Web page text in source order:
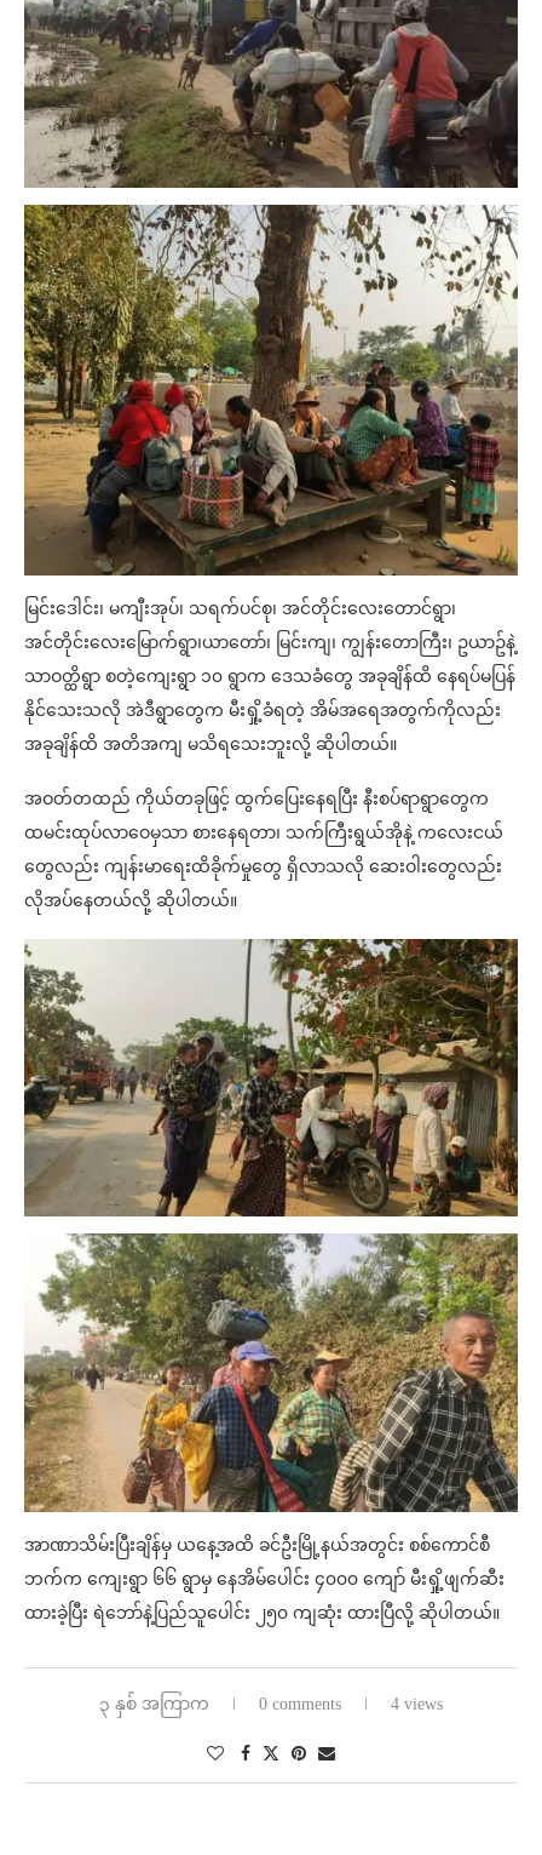
မြင်းဒေါင်း၊ မကျီးအုပ်၊ သရက်ပင်စု၊ အင်တိုင်းလေးတောင်ရွာ၊
အင်တိုင်းလေးမြောက်ရွာ၊ယာတော်၊ မြင်းကျ၊ ကျွန်းတောကြီး၊ ဥယာဥ်နဲ့
သာဝတ္ထိရွာ စတဲ့ကျေးရွာ ၁၀ ရွာက ဒေသခံတွေ အခုချိန်ထိ နေရပ်မပြန်
နိုင်သေးသလို အဲဒီရွာတွေက မီးရှို့ခံရတဲ့ အိမ်အရေအတွက်ကိုလည်း
အခုချိန်ထိ အတိအကျ မသိရသေးဘူးလို့ ဆိုပါတယ်။
အဝတ်တထည် ကိုယ်တခုဖြင့် ထွက်ပြေးနေရပြီး နီးစပ်ရာရွာတွေက
ထမင်းထုပ်လာဝေမှသာ စားနေရတာ၊ သက်ကြီးရွယ်အိုနဲ့ ကလေးငယ်
တွေလည်း ကျန်းမာရေးထိခိုက်မှုတွေ ရှိလာသလို ဆေးဝါးတွေလည်း
လိုအပ်နေတယ်လို့ ဆိုပါတယ်။
အာဏာသိမ်းပြီးချိန်မှ ယနေ့အထိ ခင်ဦးမြို့နယ်အတွင်း စစ်ကောင်စီ
ဘက်က ကျေးရွာ ၆၆ ရွာမှ နေအိမ်ပေါင်း ၄၀၀၀ ကျော် မီးရှို့ဖျက်ဆီး
ထားခဲ့ပြီး ရဲဘော်နဲ့ပြည်သူပေါင်း ၂၅၀ ကျဆုံး ထားပြီလို့ ဆိုပါတယ်။
၃ နှစ် အကြာက 0 comments 4 views